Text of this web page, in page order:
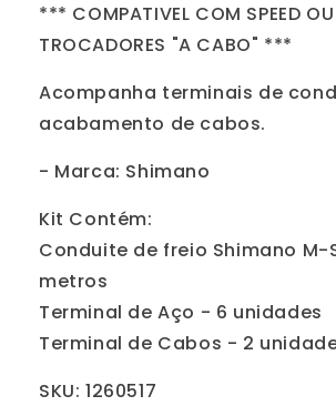
*** COMPATIVEL COM SPEED
TROCADORES "A CABO" ***
Acompanha terminais de
acabamento de cabos.
- Marca: Shimano
Kit Contém:
Conduite de freio Shimano M-
metros
Terminal de Aço - 6 unidades
Terminal de Cabos - 2
SKU: 1260517